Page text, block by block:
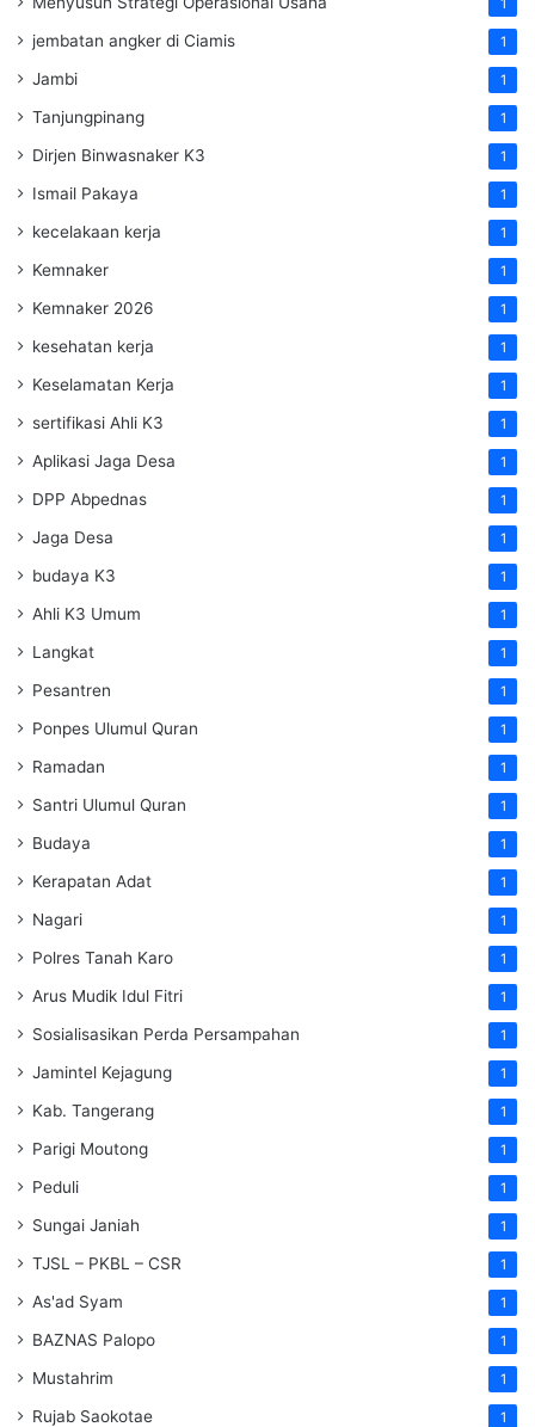
1
jembatan angker di Ciamis 1
Jambi 1
Tanjungpinang 1
Dirjen Binwasnaker K3 1
Ismail Pakaya 1
kecelakaan kerja 1
Kemnaker 1
Kemnaker 2026 1
kesehatan kerja 1
Keselamatan Kerja 1
sertifikasi Ahli K3 1
Aplikasi Jaga Desa 1
DPP Abpednas 1
Jaga Desa 1
budaya K3 1
Ahli K3 Umum 1
Langkat 1
Pesantren 1
Ponpes Ulumul Quran 1
Ramadan 1
Santri Ulumul Quran 1
Budaya 1
Kerapatan Adat 1
Nagari 1
Polres Tanah Karo 1
Arus Mudik Idul Fitri 1
Sosialisasikan Perda Persampahan 1
Jamintel Kejagung 1
Kab. Tangerang 1
Parigi Moutong 1
Peduli 1
Sungai Janiah 1
TJSL – PKBL – CSR 1
As'ad Syam 1
BAZNAS Palopo 1
Mustahrim 1
Rujab Saokotae 1